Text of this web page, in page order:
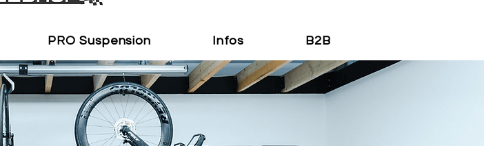
PRO Suspension Infos B2B